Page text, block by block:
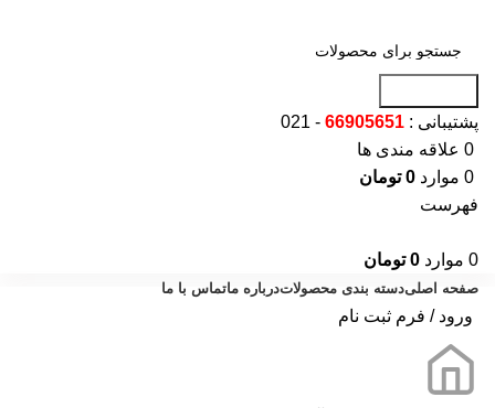
پشتیبانی : 66905651
- 021
0 علاقه مندی ها
0 موارد 0 تومان
فهرست
0 موارد 0 تومان
صفحه اصلیدسته بندی محصولاتدرباره ماتماس با ما
ورود / فرم ثبت نام